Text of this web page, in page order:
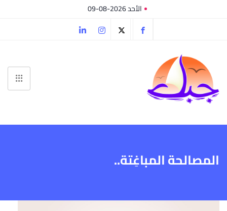
الأحد 2026-08-09
المصالحة المباغِتة..